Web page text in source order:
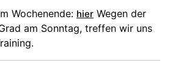
Wochenende: hier Wegen der
am Sonntag, treffen wir uns